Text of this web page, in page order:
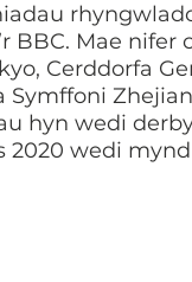
BBC. Mae
Cerddorfa
hyn wedi
2020 wedi